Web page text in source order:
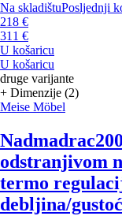
Na skladištuPosljednji
218 €
311 €
U košaricu
U košaricu
druge varijante
+ Dimenzije (2)
Meise Möbel
Nadmadrac
odstranjivom
termo
debljina/